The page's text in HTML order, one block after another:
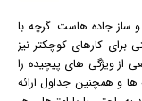
ساز جاده هاست. گرچه با
کارهای کوچکتر نیز
از ویژگی های پیچیده را
ها و همچنین جداول ارائه